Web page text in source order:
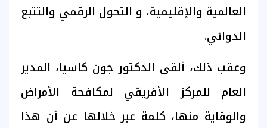
العالمیة والإقلیمیة، و التحول الرقمي والتتبع
الدوائي.
وعقب ذلك، ألقى الدكتور جون كاسيا، المدير
العام للمركز الأفريقي لمكافحة الأمراض
والوقاية منها، كلمة عبر خلالها عن أن هذا